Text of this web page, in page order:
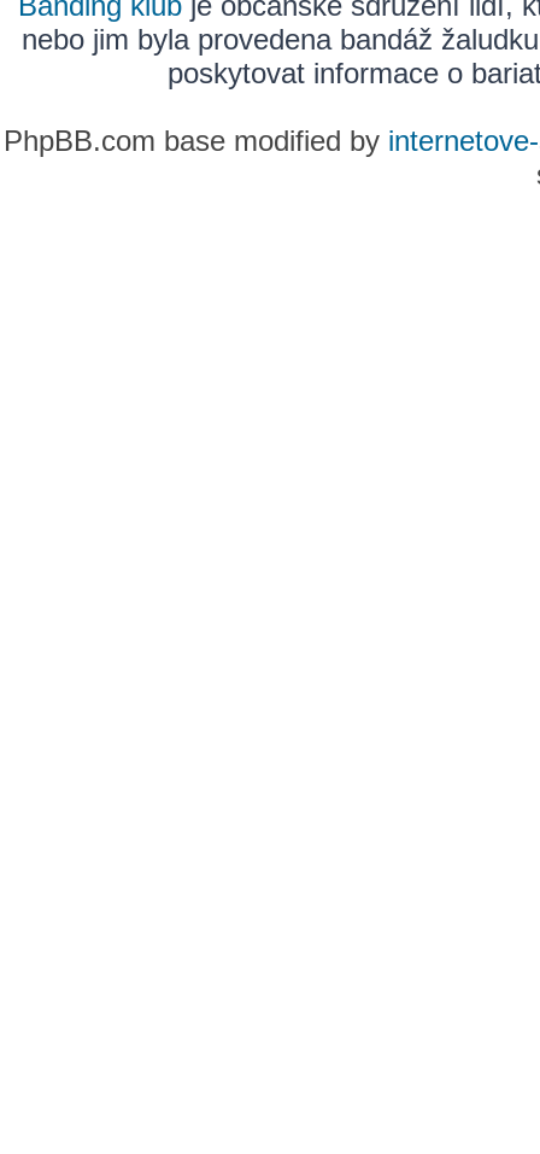
nebo jim byla provedena bandáž
poskytovat informace o
PhpBB.com base modified by